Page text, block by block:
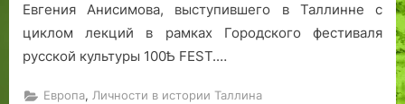
Евгения Анисимова, выступившего в Таллинне с
циклом лекций в рамках Городского фестиваля
русской культуры 100Ѣ FEST.…
Европа, Личности в истории Таллина